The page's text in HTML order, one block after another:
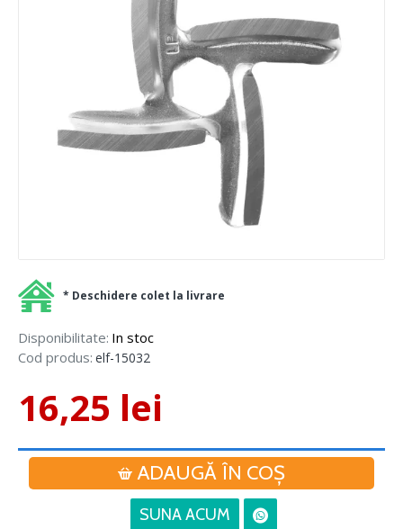
Disponibilitate: In stoc
Cod produs: elf-15032
16,25 lei
ADAUGĂ ÎN COŞ
SUNA ACUM
* Deschidere colet la livrare